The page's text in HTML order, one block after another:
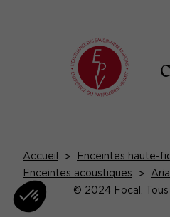
Accueil > Enceintes haute-
Enceintes acoustiques >
© 2024 Focal. Tous